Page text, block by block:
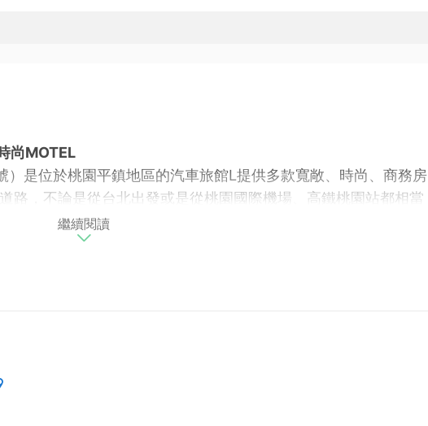
尚MOTEL
）是位於桃園平鎮地區的汽車旅館L提供多款寬敞、時尚、商務房
路，不論是從台北出發或是從桃園國際機場、高鐵桃園站都相當
屋綠色隧道、桃園濱海遊憩區、桃園小人國、大溪老街、兩蔣陵
名的景點。
繼續閱讀